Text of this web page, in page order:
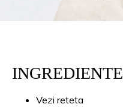
INGREDIENTE
Vezi reteta